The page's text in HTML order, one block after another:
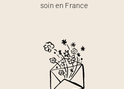
soin en France